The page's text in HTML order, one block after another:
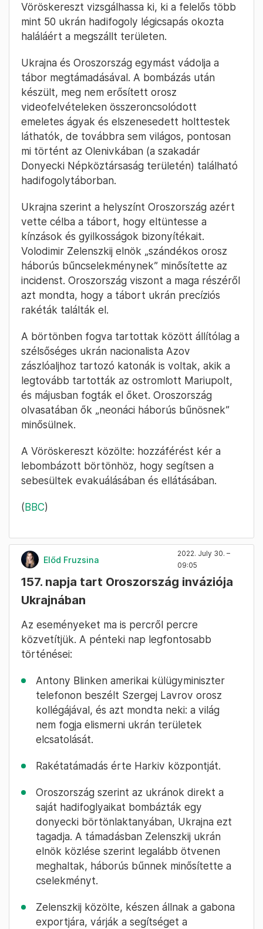
Vöröskereszt vizsgálhassa ki, ki a felelős több
mint 50 ukrán hadifogoly légicsapás okozta
haláláért a megszállt területen.
Ukrajna és Oroszország egymást vádolja a
tábor megtámadásával. A bombázás után
készült, meg nem erősített orosz
videofelvételeken összeroncsolódott
emeletes ágyak és elszenesedett holttestek
láthatók, de továbbra sem világos, pontosan
mi történt az Olenivkában (a szakadár
Donyecki Népköztársaság területén) található
hadifogolytáborban.
Ukrajna szerint a helyszínt Oroszország azért
vette célba a tábort, hogy eltüntesse a
kínzások és gyilkosságok bizonyítékait.
Volodimir Zelenszkij elnök „szándékos orosz
háborús bűncselekménynek” minősítette az
incidenst. Oroszország viszont a maga részéről
azt mondta, hogy a tábort ukrán precíziós
rakéták találták el.
A börtönben fogva tartottak között állítólag a
szélsőséges ukrán nacionalista Azov
zászlóaljhoz tartozó katonák is voltak, akik a
legtovább tartották az ostromlott Mariupolt,
és májusban fogták el őket. Oroszország
olvasatában ők „neonáci háborús bűnösnek”
minősülnek.
A Vöröskereszt közölte: hozzáférést kér a
lebombázott börtönhöz, hogy segítsen a
sebesültek evakuálásában és ellátásában.
(BBC)
Előd Fruzsina
2022. July 30. –
09:05
157. napja tart Oroszország inváziója
Ukrajnában
Az eseményeket ma is percről percre
közvetítjük. A pénteki nap legfontosabb
történései:
Antony Blinken amerikai külügyminiszter
telefonon beszélt Szergej Lavrov orosz
kollégájával, és azt mondta neki: a világ
nem fogja elismerni ukrán területek
elcsatolását.
Rakétatámadás érte Harkiv központját.
Oroszország szerint az ukránok direkt a
saját hadifoglyaikat bombázták egy
donyecki börtönlaktanyában, Ukrajna ezt
tagadja. A támadásban Zelenszkij ukrán
elnök közlése szerint legalább ötvenen
meghaltak, háborús bűnnek minősítette a
cselekményt.
Zelenszkij közölte, készen állnak a gabona
exportjára, várják a segítséget a